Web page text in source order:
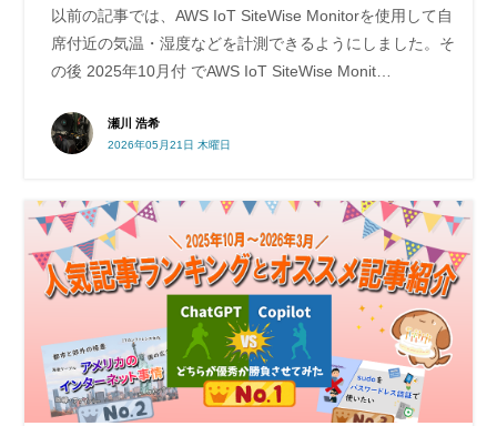
以前の記事では、AWS IoT SiteWise Monitorを使用して自
席付近の気温・湿度などを計測できるようにしました。そ
の後 2025年10月付 でAWS IoT SiteWise Monit…
瀬川 浩希
2026年05月21日 木曜日